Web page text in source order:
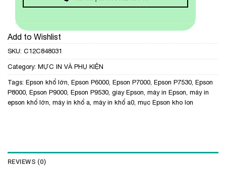
Add to Wishlist
SKU: C12C848031
Category: MỰC IN VÀ PHỤ KIỆN
Tags: Epson khổ lớn Epson P6000 Epson P7000 Epson P7530 Epson
P8000 Epson P9000 Epson P9530 giay Epson máy in Epson máy in
epson khổ lớn máy in khổ a máy in khổ a0 mục Epson kho lon
REVIEWS (0)